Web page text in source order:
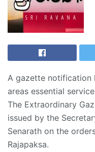
A gazette notification
areas essential
The Extraordinary
issued by the
Senarath on the
Rajapaksa.